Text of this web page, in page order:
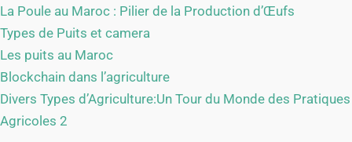
La Poule au Maroc : Pilier de la Production d’Œufs
Types de Puits et camera
Les puits au Maroc
Blockchain dans l’agriculture
Divers Types d’Agriculture:Un Tour du Monde des Pratiques
Agricoles 2